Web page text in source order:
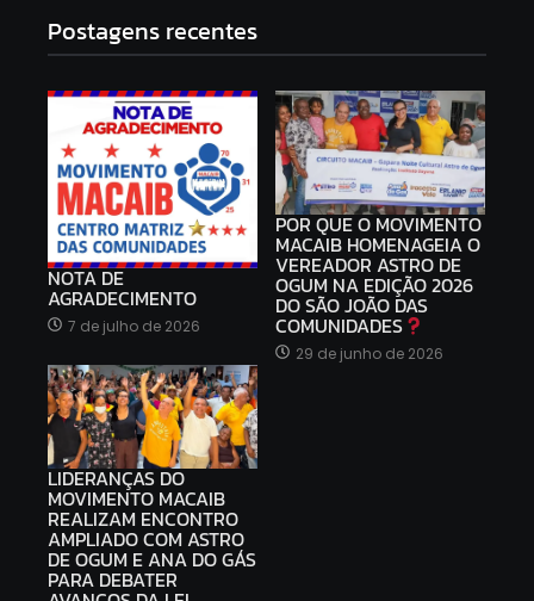
Postagens recentes
NOTA DE
AGRADECIMENTO
7 de julho de 2026
POR QUE O MOVIMENTO
MACAIB HOMENAGEIA O
VEREADOR ASTRO DE
OGUM NA EDIÇÃO 2026
DO SÃO JOÃO DAS
COMUNIDADES
29 de junho de 2026
LIDERANÇAS DO
MOVIMENTO MACAIB
REALIZAM ENCONTRO
AMPLIADO COM ASTRO
DE OGUM E ANA DO GÁS
PARA DEBATER